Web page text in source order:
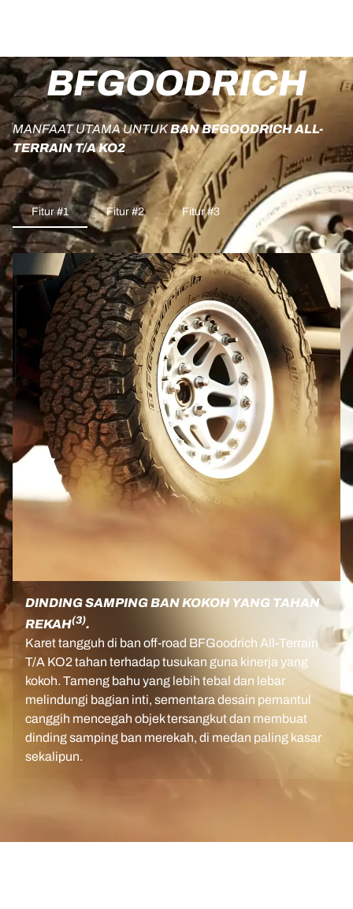
BFGOODRICH
MANFAAT UTAMA UNTUKBAN BFGOODRICH ALL-
TERRAIN T/A KO2
Fitur #1 Fitur #2 Fitur #3
DINDING SAMPING BAN KOKOH YANG TAHAN
REKAH(3).
Karet tangguh di ban off-road BFGoodrich All-Terrain
T/A KO2 tahan terhadap tusukan guna kinerja yang
kokoh. Tameng bahu yang lebih tebal dan lebar
melindungi bagian inti, sementara desain pemantul
canggih mencegah objek tersangkut dan membuat
dinding samping ban merekah, di medan paling kasar
sekalipun.